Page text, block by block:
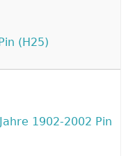
(H25)
1902-2002 Pin